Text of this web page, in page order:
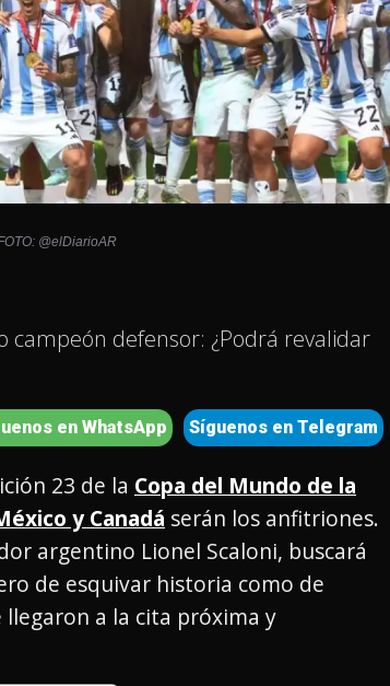
@elDiarioAR
campeón defensor: ¿Podrá revalidar
Síguenos en Telegram
en WhatsApp
23 de la Copa del Mundo de la
y Canadá serán los anfitriones.
argentino Lionel Scaloni, buscará
de esquivar historia como de
a la cita próxima y